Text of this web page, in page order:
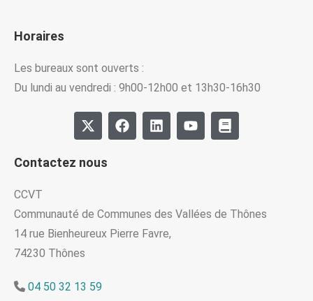
Horaires
Les bureaux sont ouverts :
Du lundi au vendredi : 9h00-12h00 et 13h30-16h30
Contactez nous
CCVT
Communauté de Communes des Vallées de Thônes
14 rue Bienheureux Pierre Favre,
74230 Thônes
04 50 32 13 59